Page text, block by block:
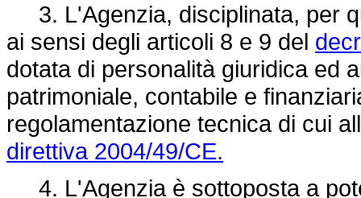
3. L'Agenzia, disciplinata, per
ai sensi degli articoli 8 e 9 del
dotata di personalità giuridica ed
patrimoniale, contabile e
regolamentazione tecnica di cui
direttiva 2004/49/CE.
4. L'Agenzia è sottoposta a